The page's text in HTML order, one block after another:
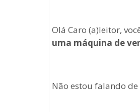
Olá Caro (a)leitor,
uma máquina de
Não estou falando